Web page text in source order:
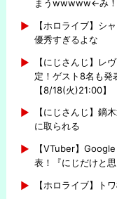
まうwwwww←み！
【ホロライブ】シ
優秀すぎるよな
【にじさんじ】レ
定！ゲスト8名も発
【8/18(火)21:00】
【にじさんじ】鏑
に取られる
【VTuber】
表！『にじだけと
【ホロライブ】ト